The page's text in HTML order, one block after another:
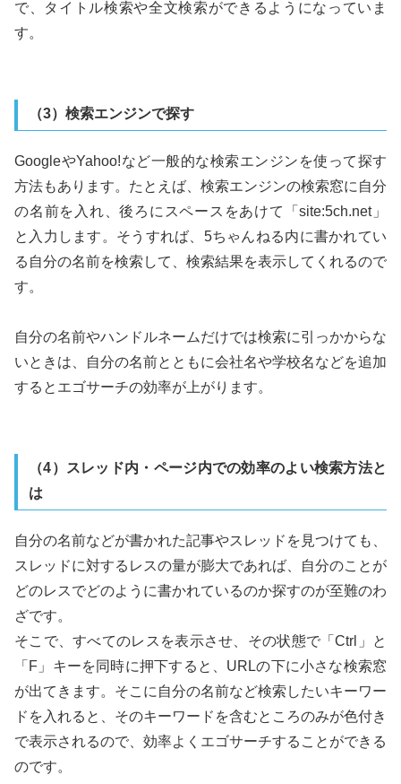
で、タイトル検索や全文検索ができるようになっていま
す。
（3）検索エンジンで探す
GoogleやYahoo!など一般的な検索エンジンを使って探す
方法もあります。たとえば、検索エンジンの検索窓に自分
の名前を入れ、後ろにスペースをあけて「site:5ch.net」
と入力します。そうすれば、5ちゃんねる内に書かれてい
る自分の名前を検索して、検索結果を表示してくれるので
す。
自分の名前やハンドルネームだけでは検索に引っかからな
いときは、自分の名前とともに会社名や学校名などを追加
するとエゴサーチの効率が上がります。
（4）スレッド内・ページ内での効率のよい検索方法と
は
自分の名前などが書かれた記事やスレッドを見つけても、
スレッドに対するレスの量が膨大であれば、自分のことが
どのレスでどのように書かれているのか探すのが至難のわ
ざです。
そこで、すべてのレスを表示させ、その状態で「Ctrl」と
「F」キーを同時に押下すると、URLの下に小さな検索窓
が出てきます。そこに自分の名前など検索したいキーワー
ドを入れると、そのキーワードを含むところのみが色付き
で表示されるので、効率よくエゴサーチすることができる
のです。